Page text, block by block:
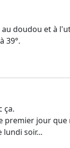
au doudou et à
39°.
ça.
premier jour
lundi soir...